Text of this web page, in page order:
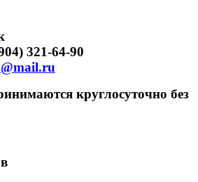
321-64-90
круглосуточно без